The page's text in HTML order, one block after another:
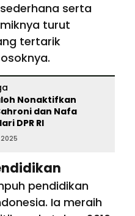
serta
turut
tertarik
Nonaktifkan
dan Nafa
DPR RI
2025
pendidikan
Ia meraih